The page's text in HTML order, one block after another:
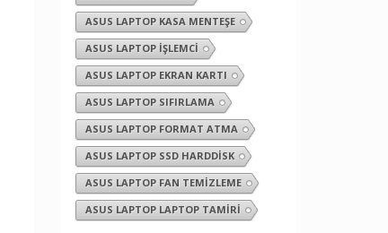
ASUS LAPTOP KASA MENTEŞE
ASUS LAPTOP İŞLEMCI
ASUS LAPTOP EKRAN KARTI
ASUS LAPTOP SIFIRLAMA
ASUS LAPTOP FORMAT ATMA
ASUS LAPTOP SSD HARDDISK
ASUS LAPTOP FAN TEMIZLEME
ASUS LAPTOP LAPTOP TAMIRI